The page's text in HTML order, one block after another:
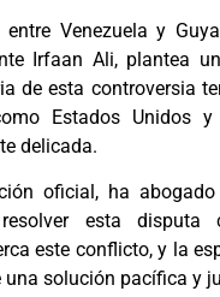
Venezuela y
Irfaan Ali, plantea
de esta controversia
Estados Unidos
delicada.
oficial, ha
esta disputa
este conflicto, y la
solución pacífica y